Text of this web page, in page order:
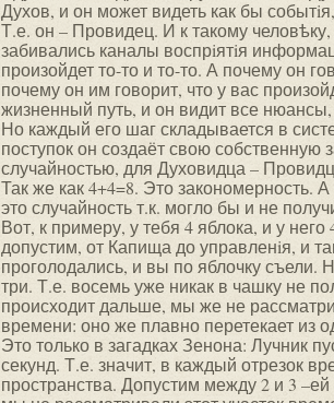
Духов, и он может видеть как бы
Т.е. он – Провидец. И к такому
забивались каналы воспрiятiя
произойдет то-то и то-то. А почему он
почему он им говорит, что у вас
жизненный путь, и он видит все
Но каждый его шаг складывается в
поступок он создаёт свою собственную
случайностью, для Духовидца –
Так же как 4+4=8. Это закономерность.
это случайность т.к. могло бы и не
Вот, к примеру, у тебя 4 яблока, и у
допустим, от Капища до управленiя, и
проголодались, и вы по яблочку съели.
три. Т.е. восемь уже никак в чашку не
происходит дальше, мы же не
времени: оно же плавно перетекает из
Это только в загадках Зенона: Лучник
секунд. Т.е. значит, в каждый отрезок
пространства. Допустим между 2 и 3